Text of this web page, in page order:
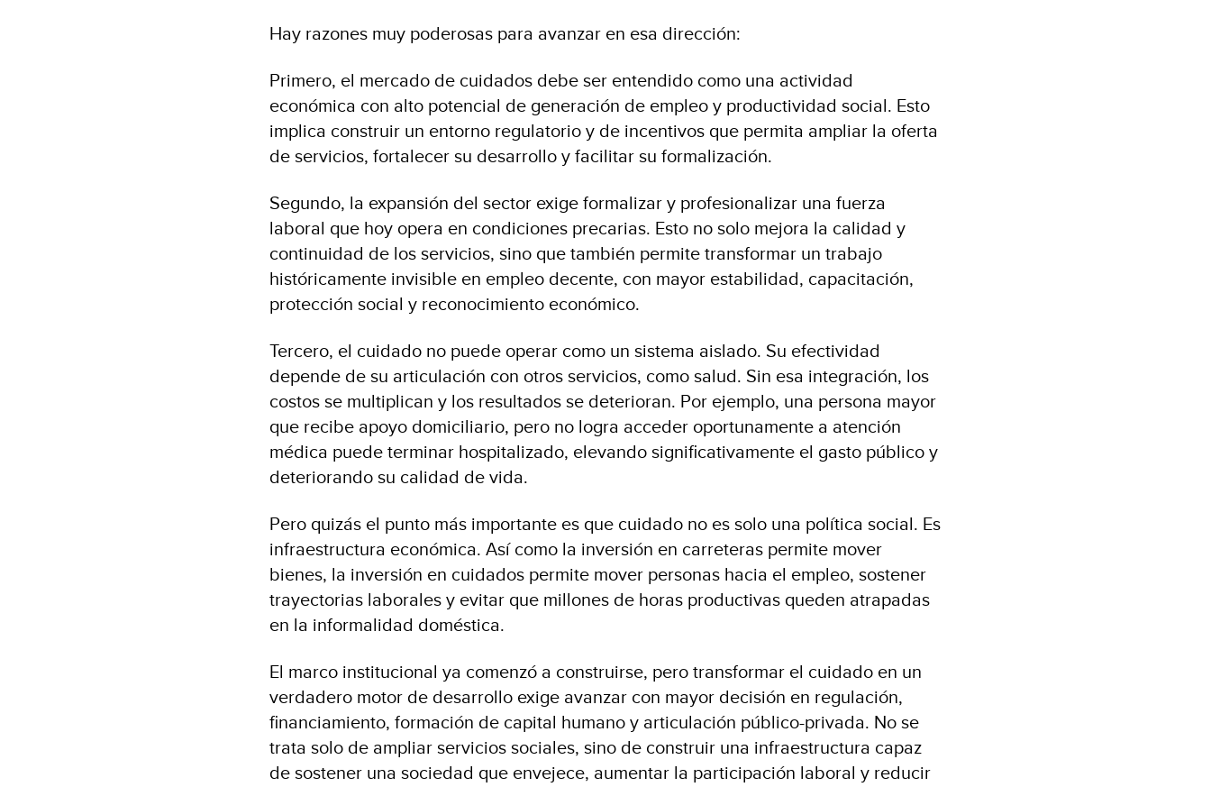
Hay razones muy poderosas para avanzar en esa dirección:
Primero, el mercado de cuidados debe ser entendido como una actividad
económica con alto potencial de generación de empleo y productividad social. Esto
implica construir un entorno regulatorio y de incentivos que permita ampliar la oferta
de servicios, fortalecer su desarrollo y facilitar su formalización.
Segundo, la expansión del sector exige formalizar y profesionalizar una fuerza
laboral que hoy opera en condiciones precarias. Esto no solo mejora la calidad y
continuidad de los servicios, sino que también permite transformar un trabajo
históricamente invisible en empleo decente, con mayor estabilidad, capacitación,
protección social y reconocimiento económico.
Tercero, el cuidado no puede operar como un sistema aislado. Su efectividad
depende de su articulación con otros servicios, como salud. Sin esa integración, los
costos se multiplican y los resultados se deterioran. Por ejemplo, una persona mayor
que recibe apoyo domiciliario, pero no logra acceder oportunamente a atención
médica puede terminar hospitalizado, elevando significativamente el gasto público y
deteriorando su calidad de vida.
Pero quizás el punto más importante es que cuidado no es solo una política social. Es
infraestructura económica. Así como la inversión en carreteras permite mover
bienes, la inversión en cuidados permite mover personas hacia el empleo, sostener
trayectorias laborales y evitar que millones de horas productivas queden atrapadas
en la informalidad doméstica.
El marco institucional ya comenzó a construirse, pero transformar el cuidado en un
verdadero motor de desarrollo exige avanzar con mayor decisión en regulación,
financiamiento, formación de capital humano y articulación público-privada. No se
trata solo de ampliar servicios sociales, sino de construir una infraestructura capaz
de sostener una sociedad que envejece, aumentar la participación laboral y reducir